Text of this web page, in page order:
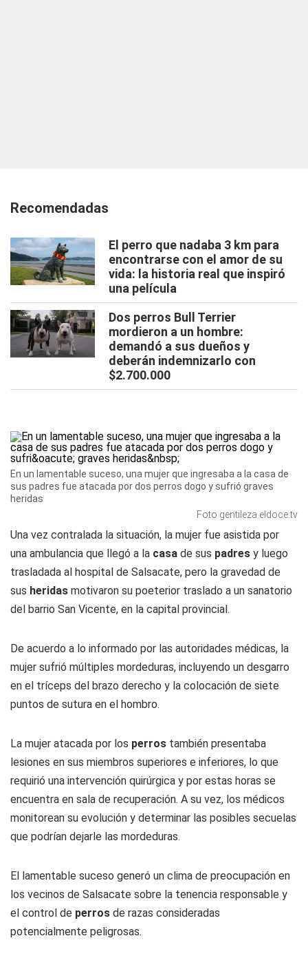
Recomendadas
El perro que nadaba 3 km para
encontrarse con el amor de su
vida: la historia real que inspiró
una película
Dos perros Bull Terrier
mordieron a un hombre:
demandó a sus dueños y
deberán indemnizarlo con
$2.700.000
En un lamentable suceso, una mujer que ingresaba a la casa de
sus padres fue atacada por dos perros dogo y sufrió graves
heridas
Foto gentileza eldoce.tv
Una vez contralada la situación, la mujer fue asistida por
una ambulancia que llegó a la casa de sus padres y luego
trasladada al hospital de Salsacate, pero la gravedad de
sus heridas motivaron su poeterior traslado a un sanatorio
del barrio San Vicente, en la capital provincial.
De acuerdo a lo informado por las autoridades médicas, la
mujer sufrió múltiples mordeduras, incluyendo un desgarro
en el tríceps del brazo derecho y la colocación de siete
puntos de sutura en el hombro.
La mujer atacada por los perros también presentaba
lesiones en sus miembros superiores e inferiores, lo que
requirió una intervención quirúrgica y por estas horas se
encuentra en sala de recuperación. A su vez, los médicos
monitorean su evolución y determinar las posibles secuelas
que podrían dejarle las mordeduras.
El lamentable suceso generó un clima de preocupación en
los vecinos de Salsacate sobre la tenencia responsable y
el control de perros de razas consideradas
potencialmente peligrosas.